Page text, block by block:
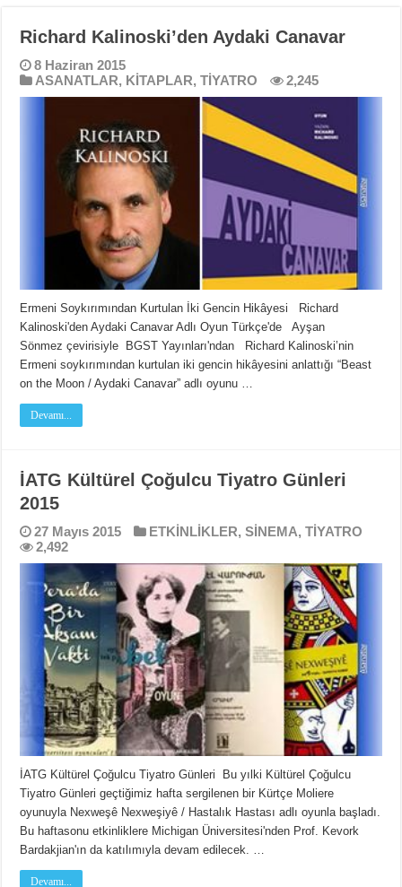
Richard Kalinoski’den Aydaki Canavar
8 Haziran 2015
ASANATLAR, KİTAPLAR,TİYATRO 2,245
Ermeni Soykırımından Kurtulan İki Gencin Hikâyesi Richard
Kalinoski'den Aydaki Canavar Adlı Oyun Türkçe'de Ayşan
Sönmez çevirisiyle BGST Yayınları'ndan Richard Kalinoski’nin
Ermeni soykırımından kurtulan iki gencin hikâyesini anlattığı “Beast
on the Moon / Aydaki Canavar” adlı oyunu …
Devamı...
İATG Kültürel Çoğulcu Tiyatro Günleri
2015
27 Mayıs 2015 ETKİNLİKLER,SİNEMA,TİYATRO
2,492
İATG Kültürel Çoğulcu Tiyatro Günleri Bu yılki Kültürel Çoğulcu
Tiyatro Günleri geçtiğimiz hafta sergilenen bir Kürtçe Moliere
oyunuyla Nexweşê Nexweşiyê / Hastalık Hastası adlı oyunla başladı.
Bu haftasonu etkinliklere Michigan Üniversitesi'nden Prof. Kevork
Bardakjian'ın da katılımıyla devam edilecek. …
Devamı...